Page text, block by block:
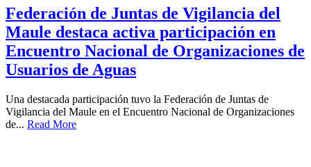
Federación de Juntas de Vigilancia del
Maule destaca activa participación en
Encuentro Nacional de Organizaciones de
Usuarios de Aguas
Una destacada participación tuvo la Federación de Juntas de
Vigilancia del Maule en el Encuentro Nacional de Organizaciones
de... Read More